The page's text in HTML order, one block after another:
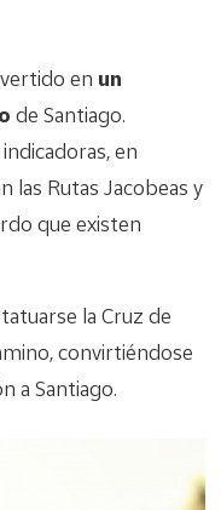
en un
de Santiago.
en
las Rutas Jacobeas y
que existen
la Cruz de
convirtiéndose
a Santiago.